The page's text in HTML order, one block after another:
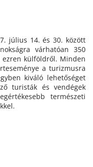
július 14. és 30. között
várhatóan 350
ezren külföldről. Minden
a turizmusra
kiváló lehetőséget
turisták és vendégek
természeti